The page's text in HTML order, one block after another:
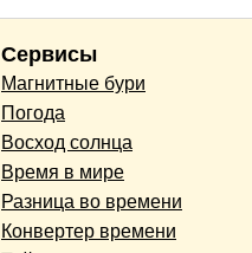
Сервисы
Магнитные бури
Погода
Восход солнца
Время в мире
Разница во времени
Конвертер времени